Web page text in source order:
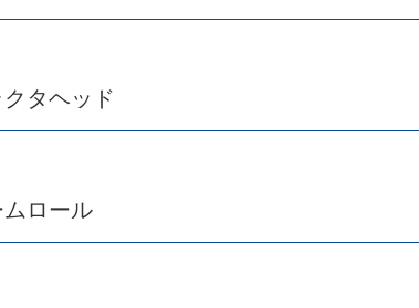
タヘッド
ムロール